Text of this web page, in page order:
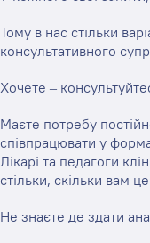
Тому в нас стільки
консультативного
Хочете –
Маєте потребу
співпрацювати у
Лікарі та педагоги
стільки, скільки вам
Не знаєте де здати